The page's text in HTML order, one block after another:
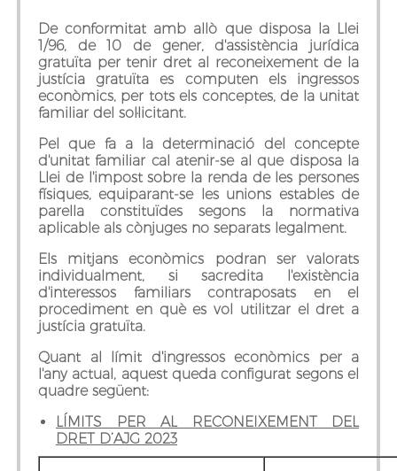
De conformitat amb allò que disposa la Llei
1/96, de 10 de gener, d'assistència jurídica
gratuïta per tenir dret al reconeixement de la
justícia gratuïta es computen els ingressos
econòmics, per tots els conceptes, de la unitat
familiar del sol·licitant.
Pel que fa a la determinació del concepte
d'unitat familiar cal atenir-se al que disposa la
Llei de l'impost sobre la renda de les persones
físiques, equiparant-se les unions estables de
parella constituïdes segons la normativa
aplicable als cònjuges no separats legalment.
Els mitjans econòmics podran ser valorats
individualment, si sacredita l'existència
d'interessos familiars contraposats en el
procediment en què es vol utilitzar el dret a
justícia gratuïta.
Quant al límit d'ingressos econòmics per a
l'any actual, aquest queda configurat segons el
quadre següent:
LÍMITS PER AL RECONEIXEMENT DEL
DRET D’AJG 2023